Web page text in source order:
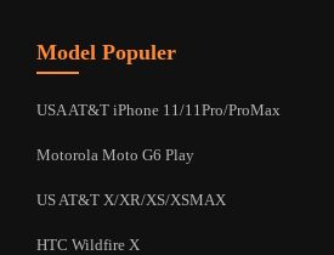
Model Populer
USA AT&T iPhone 11/11Pro/ProMax
Motorola Moto G6 Play
US AT&T X/XR/XS/XSMAX
HTC Wildfire X